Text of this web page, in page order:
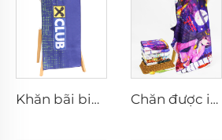
Khăn bãi biển in chuyển nhiệt nhẹ, không cát, tùy chỉnh Chăn được in theo yêu cầu cá nhân hóa